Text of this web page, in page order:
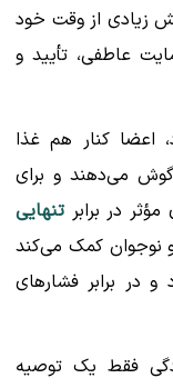
زیادی از وقت خود
عاطفی، تأیید و
اعضا کنار هم غذا
می‌دهند و برای
در برابرتنهایی
نوجوان کمک می‌کند
در برابر فشارهای
فقط یک توصیه